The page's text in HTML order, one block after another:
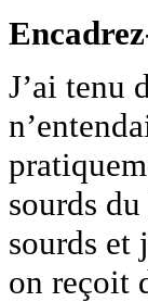
J’ai tenu
sourds
sourds et
on reçoit